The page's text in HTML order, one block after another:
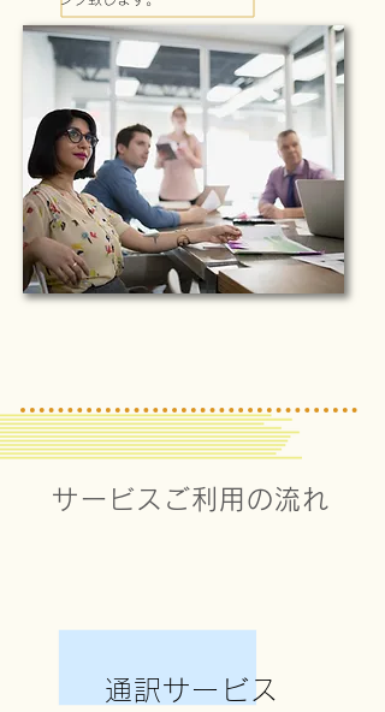
サービスご利用の流れ
通訳サービス